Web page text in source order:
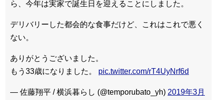
ら、今年は実家で誕生日を迎えることにしました。
デリバリーした都会的な食事だけど、これはこれで悪く
ない。
ありがとうございました。
もう33歳になりました。 pic.twitter.com/rT4UyNrf6d
— 佐藤翔平 / 横浜暮らし (@temporubato_yh) 2019年3月